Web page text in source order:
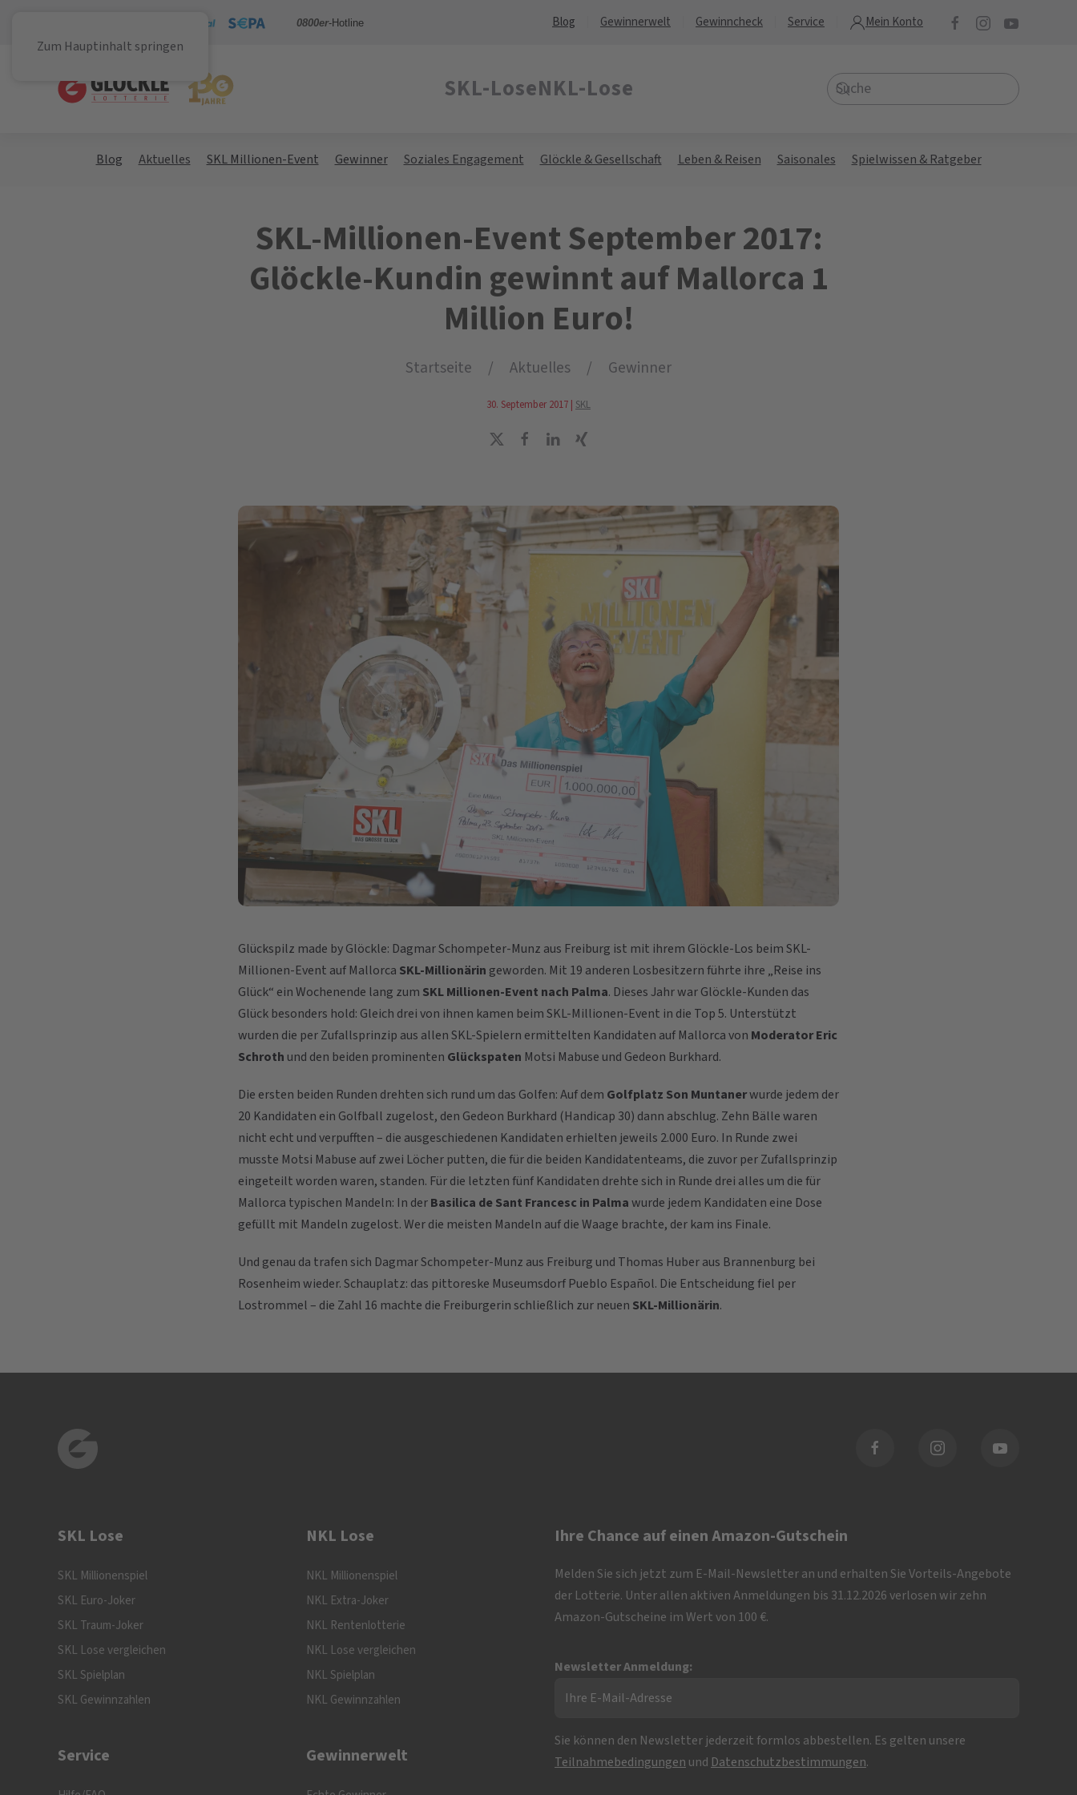
Zum Hauptinhalt springen
0800er-Hotline Blog Gewinnerwelt Gewinncheck Service Mein Konto
SKL-LoseNKL-Lose
Blog Aktuelles SKL Millionen-Event Gewinner Soziales Engagement Glöckle & Gesellschaft Leben & Reisen Saisonales Spielwissen & Ratgeber
SKL-Millionen-Event September 2017:
Glöckle-Kundin gewinnt auf Mallorca 1
Million Euro!
Startseite Aktuelles Gewinner
30. September 2017 | SKL
Glückspilz made by Glöckle: Dagmar Schompeter-Munz aus Freiburg ist mit ihrem Glöckle-Los beim SKL-
Millionen-Event auf Mallorca SKL-Millionärin geworden. Mit 19 anderen Losbesitzern führte ihre „Reise ins
Glück“ ein Wochenende lang zum SKL Millionen-Event nach Palma. Dieses Jahr war Glöckle-Kunden das
Glück besonders hold: Gleich drei von ihnen kamen beim SKL-Millionen-Event in die Top 5. Unterstützt
wurden die per Zufallsprinzip aus allen SKL-Spielern ermittelten Kandidaten auf Mallorca von Moderator Eric
Schroth und den beiden prominenten Glückspaten Motsi Mabuse und Gedeon Burkhard.
Die ersten beiden Runden drehten sich rund um das Golfen: Auf dem Golfplatz Son Muntanerwurde jedem der
20 Kandidaten ein Golfball zugelost, den Gedeon Burkhard (Handicap 30) dann abschlug. Zehn Bälle waren
nicht echt und verpufften – die ausgeschiedenen Kandidaten erhielten jeweils 2.000 Euro. In Runde zwei
musste Motsi Mabuse auf zwei Löcher putten, die für die beiden Kandidatenteams, die zuvor per Zufallsprinzip
eingeteilt worden waren, standen. Für die letzten fünf Kandidaten drehte sich in Runde drei alles um die für
Mallorca typischen Mandeln: In derBasilica de Sant Francesc in Palmawurde jedem Kandidaten eine Dose
gefüllt mit Mandeln zugelost. Wer die meisten Mandeln auf die Waage brachte, der kam ins Finale.
Und genau da trafen sich Dagmar Schompeter-Munz aus Freiburg und Thomas Huber aus Brannenburg bei
Rosenheim wieder. Schauplatz: das pittoreske Museumsdorf Pueblo Español. Die Entscheidung fiel per
Lostrommel – die Zahl 16 machte die Freiburgerin schließlich zur neuen SKL-Millionärin.
SKL Lose
SKL Millionenspiel
SKL Euro-Joker
SKL Traum-Joker
SKL Lose vergleichen
SKL Spielplan
SKL Gewinnzahlen
Service
NKL Lose
NKL Millionenspiel
NKL Extra-Joker
NKL Rentenlotterie
NKL Lose vergleichen
NKL Spielplan
NKL Gewinnzahlen
Gewinnerwelt
Ihre Chance auf einen Amazon-Gutschein
Melden Sie sich jetzt zum E-Mail-Newsletter an und erhalten Sie Vorteils-Angebote
der Lotterie. Unter allen aktiven Anmeldungen bis 31.12.2026 verlosen wir zehn
Amazon-Gutscheine im Wert von 100 €.
Newsletter Anmeldung:
Sie können den Newsletter jederzeit formlos abbestellen. Es gelten unsere
Teilnahmebedingungen und Datenschutzbestimmungen.